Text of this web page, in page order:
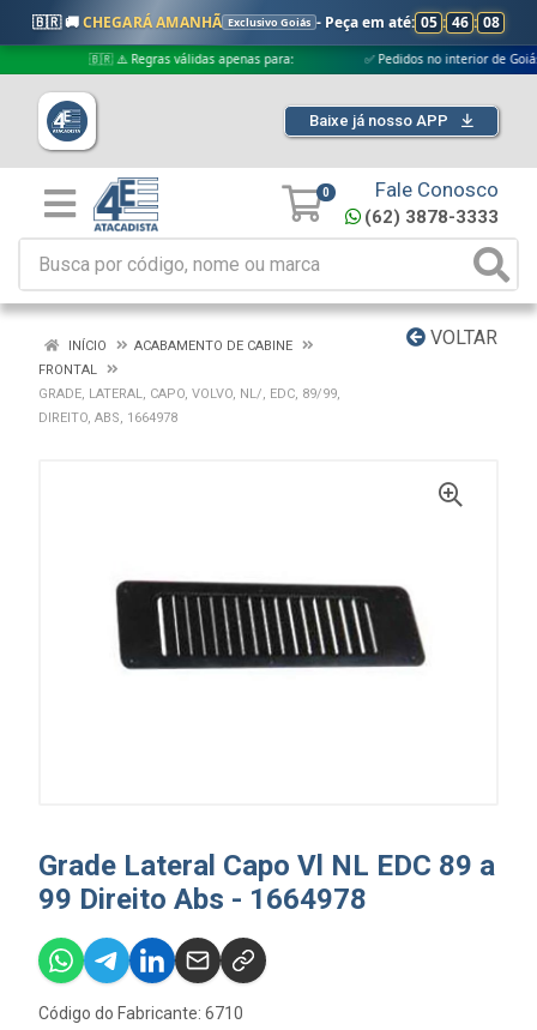
🇧🇷 🚚CHEGARÁ AMANHÃ Exclusivo Goiás - Peça em até: 05 : 46 : 07
🇧🇷 ⚠️ Regras válidas apenas para: ✅ Pedidos no interior de Goiás
Baixe já nosso APP
0 Fale Conosco
(62) 3878-3333
VOLTAR
INÍCIO
ACABAMENTO DE CABINE
FRONTAL
GRADE, LATERAL, CAPO, VOLVO, NL/, EDC, 89/99,
DIREITO, ABS, 1664978
Grade Lateral Capo Vl NL EDC 89 a
99 Direito Abs - 1664978
Código do Fabricante: 6710